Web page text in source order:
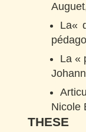
La«
La «
Nicole
THESE